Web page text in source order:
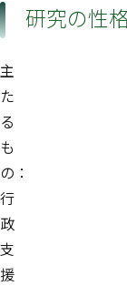
研究の性
主
た
る
も
の：
行
政
支
援